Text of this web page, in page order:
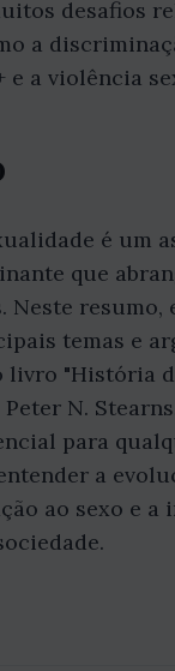
desafios
a
e a violência
é um
que
Neste resumo,
temas e
livro "História
N.
para
a
ao sexo e a